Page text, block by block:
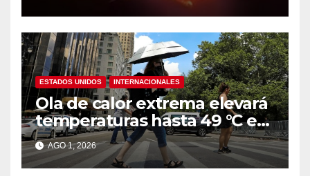
ESTADOS UNIDOS INTERNACIONALES
Ola de calor extrema elevará
temperaturas hasta 49 °C en
amplias zonas de Estados
Unidos
AGO 1, 2026